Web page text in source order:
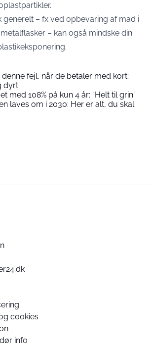
generelt – fx ved opbevaring af mad i
– kan også mindske din
fejl, når de betaler med kort:
dyrt
med 108% på kun 4 år: “Helt til grin”
laves om i 2030: Her er alt, du skal
cookies
info